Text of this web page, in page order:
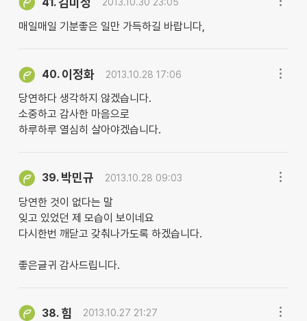
2013.10.30 23:05
매일매일 기분좋은 일만 가득하길 바랍니다,
40. 이정화 2013.10.28 17:06
당연하다 생각하지 않겠습니다.
소중하고 감사한 마음으로
하루하루 열심히 살아야겠습니다.
39. 박민규 2013.10.28 09:03
당연한 것이 없다는 말
잊고 있었던 제 모습이 보이네요
다시한번 깨닫고 갖춰나가도록 하겠습니다.
좋은글귀 감사드립니다.
38. 힘 2013.10.27 21:27